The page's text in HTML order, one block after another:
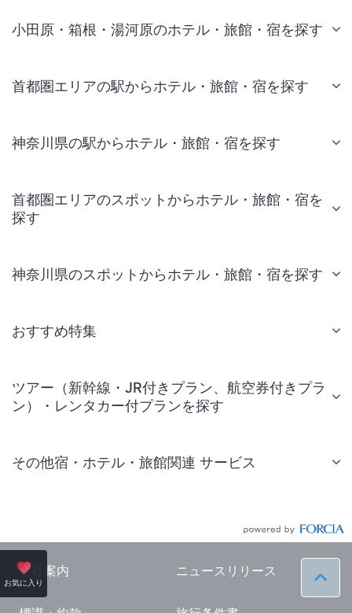
お気に入り ペー
小田原・箱根・湯河原のホテル・旅館・宿を探す
首都圏エリアの駅からホテル・旅館・宿を探す
神奈川県の駅からホテル・旅館・宿を探す
首都圏エリアのスポットからホテル・旅館・宿を
探す
神奈川県のスポットからホテル・旅館・宿を探す
おすすめ特集
ツアー（新幹線・JR付きプラン、航空券付きプラ
ン）・レンタカー付プランを探す
その他宿・ホテル・旅館関連 サービス
航空券付きツアー
現地観光・レジャーチケット
会社案内 ニュースリリース